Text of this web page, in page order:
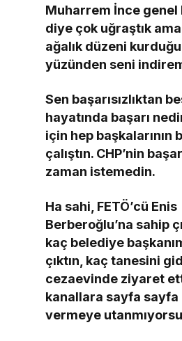
Muharrem İnce genel
diye çok uğraştık
ağalık düzeni
yüzünden seni
Sen başarısızlıktan
hayatında başarı
için hep başkalarının
çalıştın. CHP’nin
zaman istemedin.
Ha sahi, FETÖ’cü Enis
Berberoğlu’na sahip
kaç belediye
çıktın, kaç tanesini
cezaevinde ziyaret
kanallara sayfa
vermeye